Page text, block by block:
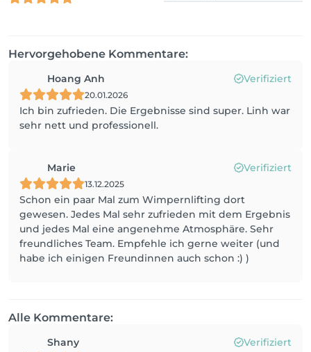
Hervorgehobene Kommentare:
Hoang Anh Verifiziert
20.01.2026
Ich bin zufrieden. Die Ergebnisse sind super. Linh war
sehr nett und professionell.
Marie Verifiziert
13.12.2025
Schon ein paar Mal zum Wimpernlifting dort
gewesen. Jedes Mal sehr zufrieden mit dem Ergebnis
und jedes Mal eine angenehme Atmosphäre. Sehr
freundliches Team. Empfehle ich gerne weiter (und
habe ich einigen Freundinnen auch schon :) )
Alle Kommentare:
Shany Verifiziert